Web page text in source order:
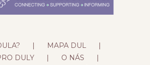
MAPA DUL
DULY
O NÁS